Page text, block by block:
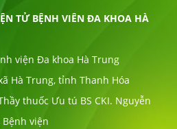
TỬ BỆNH VIÊN ĐA KHOA HÀ
viện Đa khoa Hà Trung
Hà Trung, tỉnh Thanh Hóa
thuốc Ưu tú BS CKI. Nguyễn
Bệnh viện